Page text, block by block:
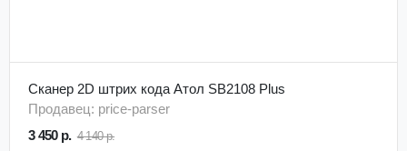
Сканер 2D штрих кода Атол SB2108 Plus
Продавец: price-parser
3 450 р. 4 140 р.